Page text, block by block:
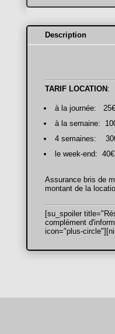
Description
TARIF LOCATION :
à la journée:
à la semaine:
4 semaines:
le week-end:
Assurance bris de
montant de la
[su_spoiler
complément
icon="plus-